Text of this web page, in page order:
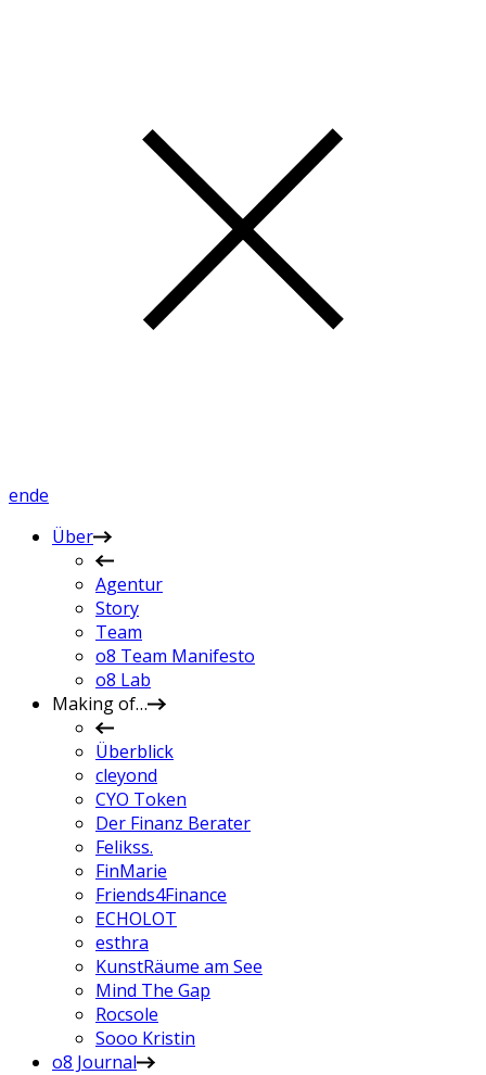
ende
Über
Agentur
Story
Team
o8 Team Manifesto
o8 Lab
Making of…
Überblick
cleyond
CYO Token
Der Finanz Berater
Felikss.
FinMarie
Friends4Finance
ECHOLOT
esthra
KunstRäume am See
Mind The Gap
Rocsole
Sooo Kristin
o8 Journal